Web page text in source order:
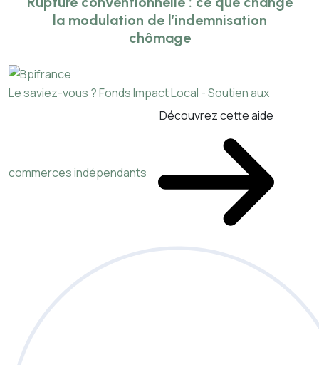
la modulation de l’indemnisation
chômage
Le saviez-vous ?Fonds Impact Local - Soutien aux
commerces indépendants
Découvrez cette aide